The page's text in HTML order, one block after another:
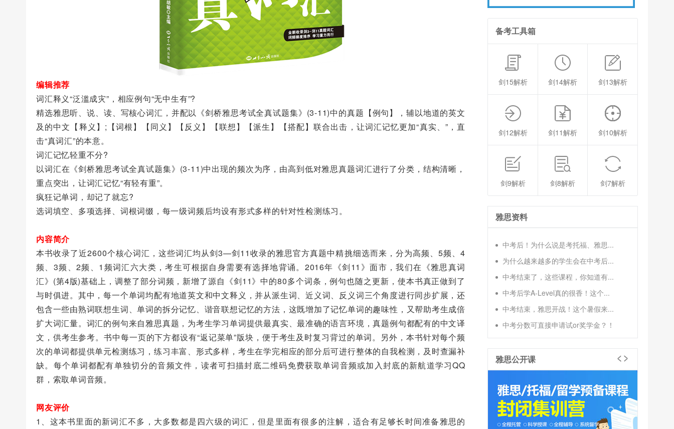
编辑推荐
词汇释义“泛滥成灾”，相应例句“无中生有”?
精选雅思听、说、读、写核心词汇，并配以《剑桥雅思考试全真试题集》(3-11)中的真题【例句】，辅以地道的英文
及的中文【释义】;【词根】【同义】【反义】【联想】【派生】【搭配】联合出击，让词汇记忆更加“真实、”，直
击“真词汇”的本意。
词汇记忆轻重不分?
以词汇在《剑桥雅思考试全真试题集》(3-11)中出现的频次为序，由高到低对雅思真题词汇进行了分类，结构清晰，
重点突出，让词汇记忆“有轻有重”。
疯狂记单词，却记了就忘?
选词填空、多项选择、词根词缀，每一级词频后均设有形式多样的针对性检测练习。
内容简介
本书收录了近2600个核心词汇，这些词汇均从剑3—剑11收录的雅思官方真题中精挑细选而来，分为高频、5频、4
频、3频、2频、1频词汇六大类，考生可根据自身需要有选择地背诵。2016年《剑11》面市，我们在《雅思真词
汇》(第4版)基础上，调整了部分词频，新增了源自《剑11》中的80多个词条，例句也随之更新，使本书真正做到了
与时俱进。其中，每一个单词均配有地道英文和中文释义，并从派生词、近义词、反义词三个角度进行同步扩展，还
包含一些由熟词联想生词、单词的拆分记忆、谐音联想记忆的方法，这既增加了记忆单词的趣味性，又帮助考生成倍
扩大词汇量。词汇的例句来自雅思真题，为考生学习单词提供最真实、最准确的语言环境，真题例句都配有的中文译
文，供考生参考。书中每一页的下方都设有“返记菜单”版块，便于考生及时复习背过的单词。另外，本书针对每个频
次的单词都提供单元检测练习，练习丰富、形式多样，考生在学完相应的部分后可进行整体的自我检测，及时查漏补
缺。每个单词都配有单独切分的音频文件，读者可扫描封底二维码免费获取单词音频或加入封底的新航道学习QQ
群，索取单词音频。
网友评价
1、这本书里面的新词汇不多，大多数都是四六级的词汇，但是里面有很多的注解，适合有足够长时间准备雅思的
备考工具箱
剑15解析 剑14解析 剑13解析
剑12解析 剑11解析 剑10解析
剑9解析 剑8解析 剑7解析
雅思资料
中考后！为什么说是考托福、雅思...
为什么越来越多的学生会在中考后...
中考结束了，这些课程，你知道有...
中考后学A-Level真的很香！这个...
中考结束，雅思开战！这个暑假来...
中考分数可直接申请试or奖学金？！
雅思公开课